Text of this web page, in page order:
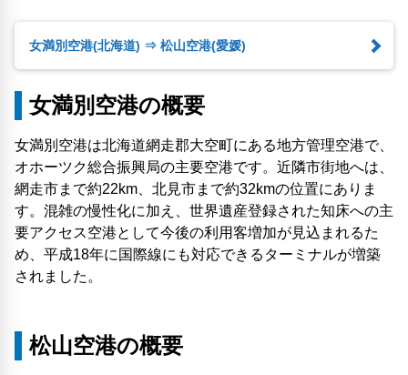
女満別空港(北海道) ⇒ 松山空港(愛媛)
女満別空港の概要
女満別空港は北海道網走郡大空町にある地方管理空港で、
オホーツク総合振興局の主要空港です。近隣市街地へは、
網走市まで約22km、北見市まで約32kmの位置にありま
す。混雑の慢性化に加え、世界遺産登録された知床への主
要アクセス空港として今後の利用客増加が見込まれるた
め、平成18年に国際線にも対応できるターミナルが増築
されました。
松山空港の概要